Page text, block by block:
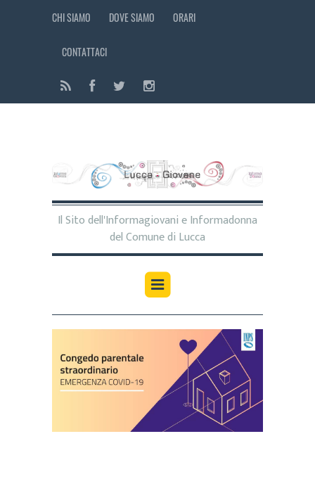
CHI SIAMO DOVE SIAMO ORARI
CONTATTACI
Il Sito dell'Informagiovani e Informadonna
del Comune di Lucca